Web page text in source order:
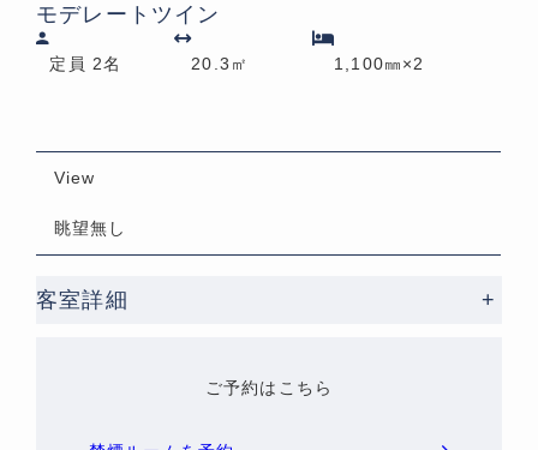
モデレートツイン
定員 2名 20.3㎡ 1,100㎜×2
View
眺望無し
客室詳細 +
ご予約はこちら